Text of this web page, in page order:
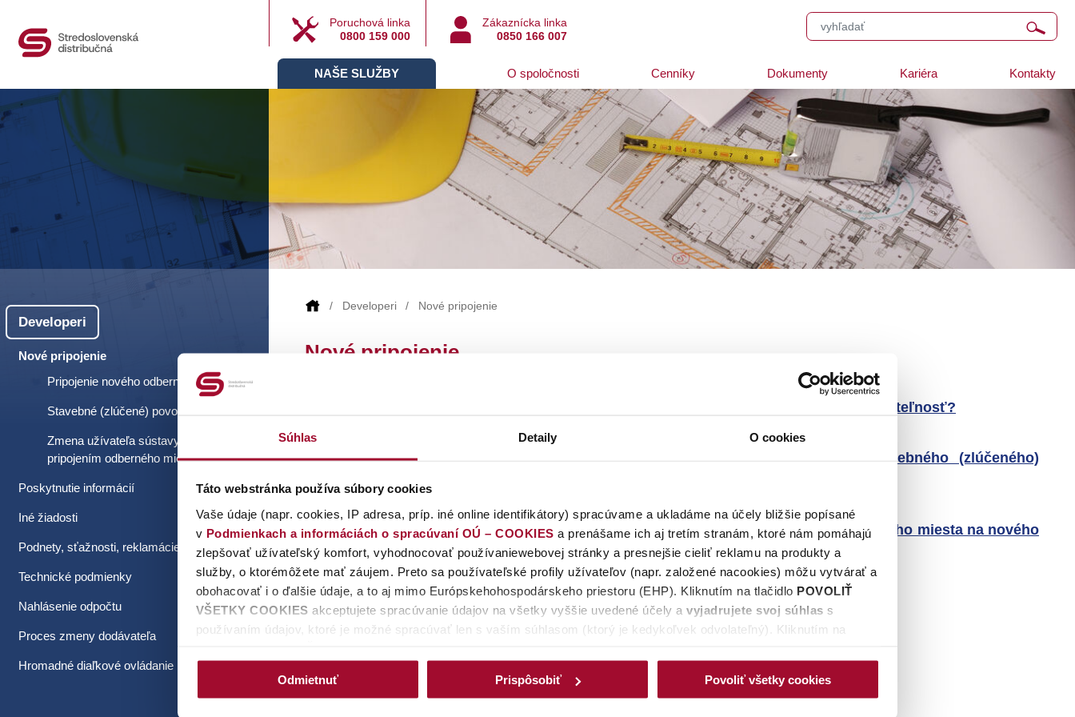
Súhlas Detaily O cookies
Táto webstránka používa súbory cookies
Vaše údaje (napr. cookies, IP adresa, príp. iné online identifikátory) spracúvame a ukladáme na účely bližšie popísané
v Podmienkach a informáciách o spracúvaní OÚ – COOKIES a prenášame ich aj tretím stranám, ktoré nám pomáhajú
zlepšovať užívateľský komfort, vyhodnocovať používaniewebovej stránky a presnejšie cieliť reklamu na produkty a
služby, o ktorémôžete mať záujem. Preto sa používateľské profily užívateľov (napr. založené nacookies) môžu vytvárať a
obohacovať i o ďalšie údaje, a to aj mimo Európskehohospodárskeho priestoru (EHP). Kliknutím na tlačidlo POVOLIŤ
VŠETKY COOKIES akceptujete spracúvanie údajov na všetky vyššie uvedené účely a vyjadrujete svoj súhlas s
používaním údajov, ktoré je možné spracúvať len s vaším súhlasom (ktorý je kedykoľvek odvolateľný). Kliknutím na
udeliť/neudeliť súhlas pre jednotlivédruhy cookies samostatne. Svoj výber môžete kedykoľvek zmeniť prostredníctvom
Odmietnuť Prispôsobiť Povoliť všetky cookies
Poruchová linka
0800 159 000
Zákaznícka linka
0850 166 007
NAŠE SLUŽBY O spoločnosti Cenníky Dokumenty Kariéra Kontakty
Developeri
Nové pripojenie
Pripojenie nového odberného miesta
Stavebné (zlúčené) povolenie
Zmena užívateľa sústavy pred
pripojením odberného miesta
Poskytnutie informácií
Iné žiadosti
Podnety, sťažnosti, reklamácie
Technické podmienky
Nahlásenie odpočtu
Proces zmeny dodávateľa
Hromadné diaľkové ovládanie
Developeri Nové pripojenie
Nové pripojenie
Chcete pripojiť k distribučnej sústave elektriny Vašu aktuálnu, alebo plánovanú nehnuteľnosť?
Potrebujete naše vyjadrenie k Vašej projektovej dokumentácii pre vydanie stavebného (zlúčeného)
povolenia?
Predali ste Vašu nehnuteľnosť ešte pred pripojením a chcete vykonať prepis odberného miesta na nového
užívateľa?